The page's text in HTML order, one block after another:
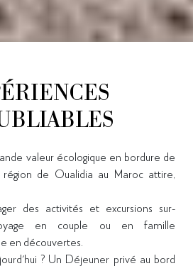
valeur écologique en bordure de
de Oualidia au Maroc attire,
des activités et excursions sur-
en couple ou en famille
en découvertes.
? Un Déjeuner privé au bord